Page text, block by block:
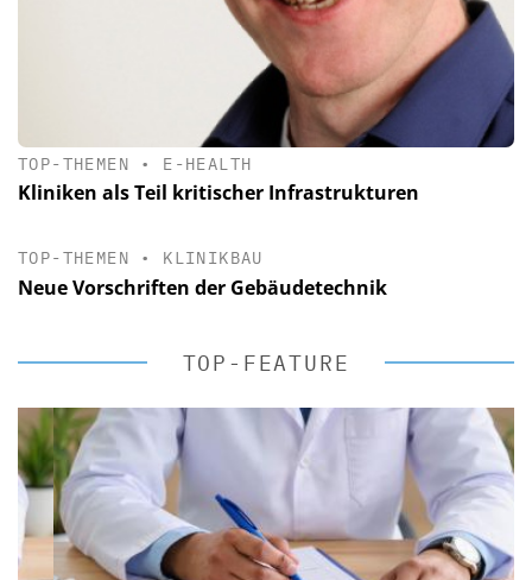
TOP-THEMEN • E-HEALTH
Kliniken als Teil kritischer Infrastrukturen
TOP-THEMEN • KLINIKBAU
Neue Vorschriften der Gebäudetechnik
TOP-FEATURE